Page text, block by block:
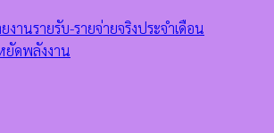
งานรายรับ-รายจ่ายจริงประจำเดือน
ยัดพลังงาน